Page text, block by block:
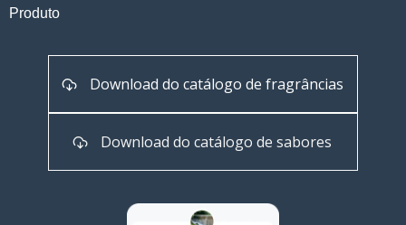
Produto
Download do catálogo de fragrâncias
Download do catálogo de sabores